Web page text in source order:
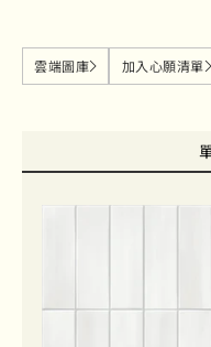
雲端圖庫 加入心願清單